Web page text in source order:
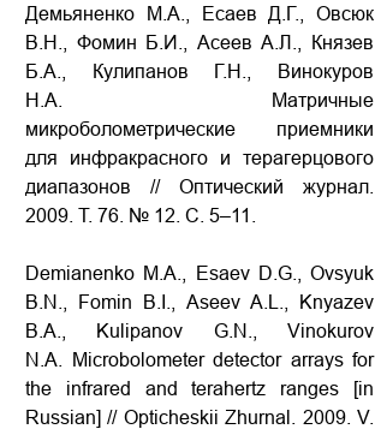
Демьяненко М.А., Есаев Д.Г., Овсюк
В.Н., Фомин Б.И., Асеев А.Л., Князев
Б.А., Кулипанов Г.Н., Винокуров
Н.А. Матричные
микроболометрические приемники
для инфракрасного и терагерцового
диапазонов // Оптический журнал.
2009. Т. 76. № 12. С. 5–11.
Demianenko M.A., Esaev D.G., Ovsyuk
B.N., Fomin B.I., Aseev A.L., Knyazev
B.A., Kulipanov G.N., Vinokurov
N.A. Microbolometer detector arrays for
the infrared and terahertz ranges [in
Russian] // Opticheskii Zhurnal. 2009. V.